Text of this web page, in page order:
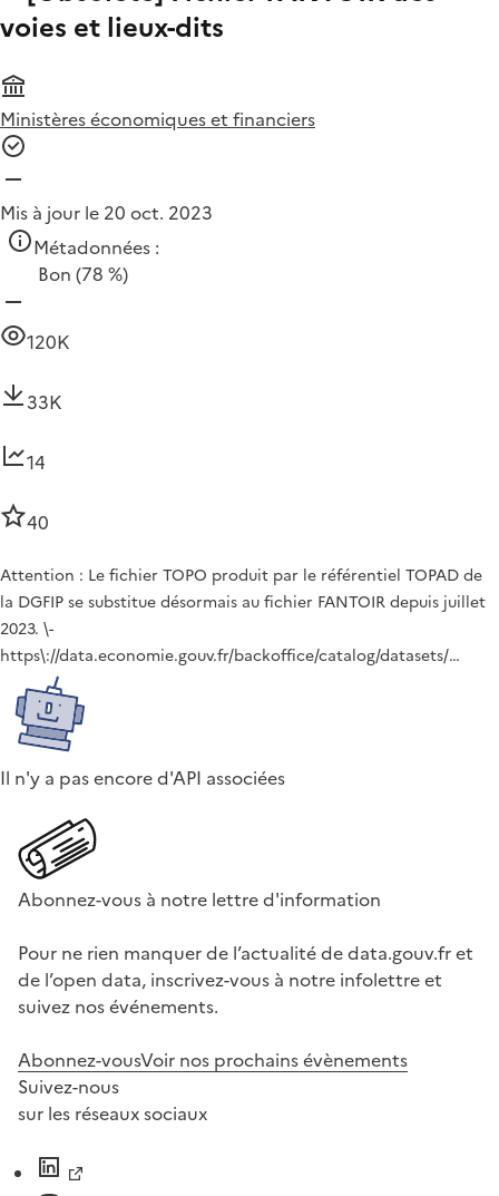
voies et lieux-dits
Ministères économiques et financiers
Mis à jour le 20 oct. 2023
Métadonnées :
Bon (78 %)
120K
33K
14
40
Attention : Le fichier TOPO produit par le référentiel TOPAD de
la DGFIP se substitue désormais au fichier FANTOIR depuis juillet
2023. \-
https\://data.economie.gouv.fr/backoffice/catalog/datasets/…
Il n'y a pas encore d'API associées
Abonnez-vous à notre lettre d'information
Pour ne rien manquer de l’actualité de data.gouv.fr et
de l’open data, inscrivez-vous à notre infolettre et
suivez nos événements.
Abonnez-vousVoir nos prochains évènements
Suivez-nous
sur les réseaux sociaux